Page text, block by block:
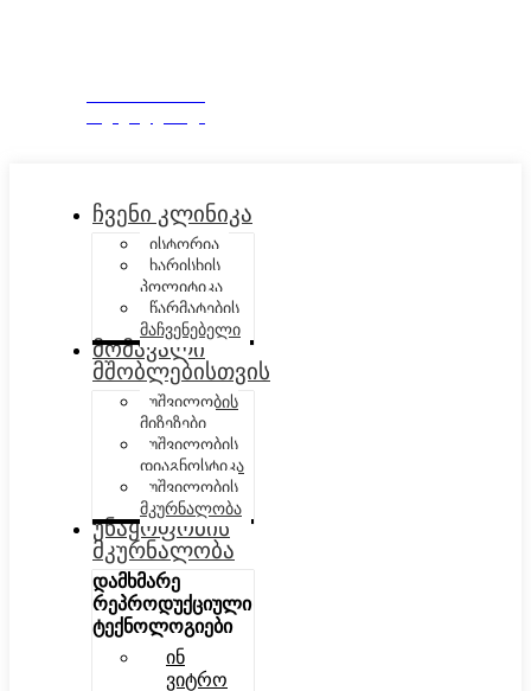
ჩვენი კლინიკა
ისტორია
ხარისხის
პოლიტიკა
წარმატების
მაჩვენებელი
მომავალი
მშობლებისთვის
უშვილობის
მიზეზები
უშვილობის
დიაგნოსტიკა
უშვილობის
მკურნალობა
უნაყოფობის
მკურნალობა
დამხმარე
რეპროდუქციული
ტექნოლოგიები
ინ
ვიტრო